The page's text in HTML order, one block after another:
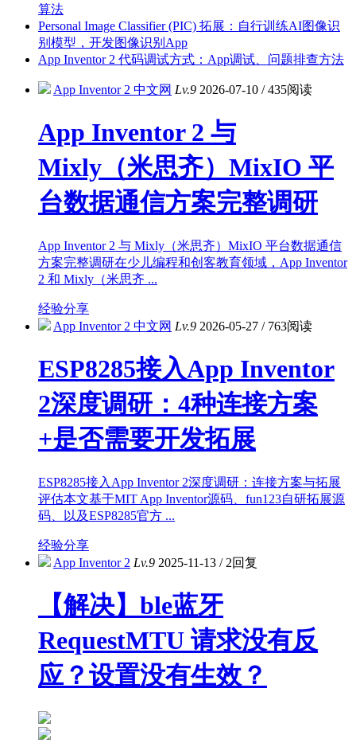
算法
Personal Image Classifier (PIC) 拓展：自行训练AI图像识
别模型，开发图像识别App
App Inventor 2 代码调试方式：App调试、问题排查方法
App Inventor 2 中文网 Lv.9 2026-07-10 /435阅读
App Inventor 2 与
Mixly（米思齐）MixIO 平
台数据通信方案完整调研
App Inventor 2 与 Mixly（米思齐）MixIO 平台数据通信
方案完整调研在少儿编程和创客教育领域，App Inventor
2 和 Mixly（米思齐 ...
经验分享
App Inventor 2 中文网 Lv.9 2026-05-27 /763阅读
ESP8285接入App Inventor
2深度调研：4种连接方案
+是否需要开发拓展
ESP8285接入App Inventor 2深度调研：连接方案与拓展
评估本文基于MIT App Inventor源码、fun123自研拓展源
码、以及ESP8285官方 ...
经验分享
App Inventor 2 Lv.9 2025-11-13 /2回复
【解决】ble蓝牙
RequestMTU 请求没有反
应？设置没有生效？